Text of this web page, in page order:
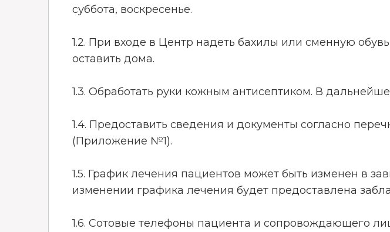
суббота, воскресенье.
1.2. При входе в Центр надеть бахилы или сменную
оставить дома.
1.3. Обработать руки кожным антисептиком. В
1.4. Предоставить сведения и документы согласно
(Приложение №1).
1.5. График лечения пациентов может быть изменен в
изменении графика лечения будет предоставлена
1.6. Сотовые телефоны пациента и сопровождающего